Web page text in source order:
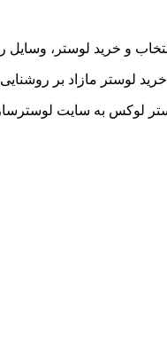
و خرید لوستر،
لوستر مازاد بر
لوکس به سایت